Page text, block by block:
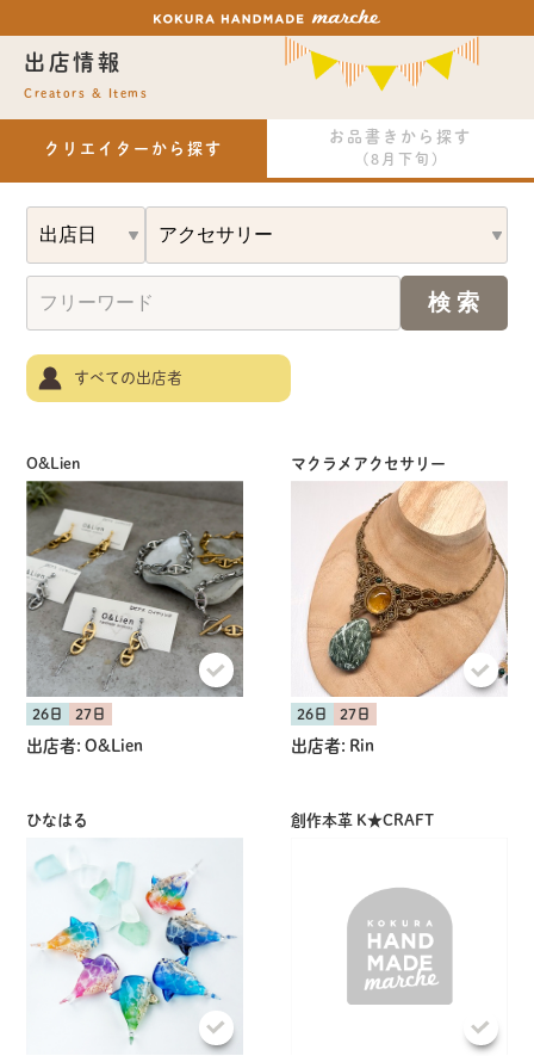
出店情報
Creators & Items
クリエイターから探す
お品書きから探す
(8月下旬)
すべての出店者
O&Lien
26日 27日
出店者: O&Lien
マクラメアクセサリー
26日 27日
出店者: Rin
ひなはる 創作本革 K★CRAFT